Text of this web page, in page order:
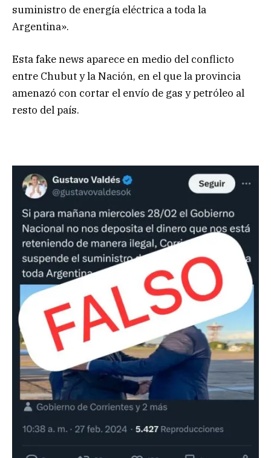
suministro de energía eléctrica a toda la
Argentina».
Esta fake news aparece en medio del conflicto
entre Chubut y la Nación, en el que la provincia
amenazó con cortar el envío de gas y petróleo al
resto del país.